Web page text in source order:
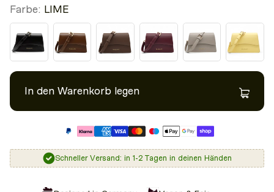
Farbe: LIME
In den Warenkorb legen
Schneller Versand: in 1-2 Tagen in deinen Händen